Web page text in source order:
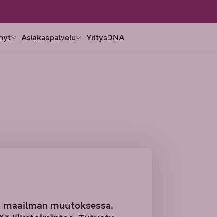
Asiakaspalvelu YritysDNA
muutoksessa.